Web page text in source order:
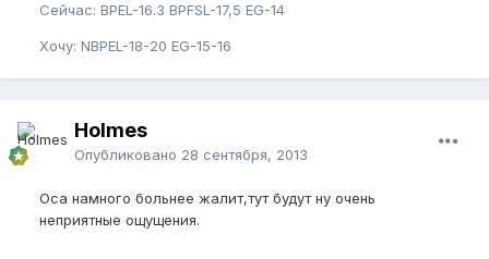
Сейчас: BPEL-16.3 BPFSL-17,5 EG-14
Хочу: NBPEL-18-20 EG-15-16
Holmes
Опубликовано 28 сентября, 2013
Оса намного больнее жалит,тут будут ну очень
неприятные ощущения.